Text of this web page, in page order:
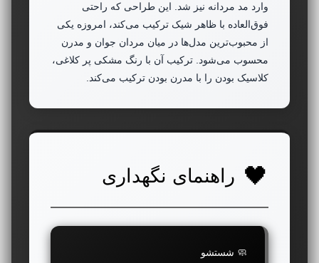
وارد مد مردانه نیز شد. این طراحی که راحتی
فوق‌العاده با ظاهر شیک ترکیب می‌کند، امروزه یکی
از محبوب‌ترین مدل‌ها در میان مردان جوان و مدرن
محسوب می‌شود. ترکیب آن با رنگ مشکی پر کلاغی،
کلاسیک بودن را با مدرن بودن ترکیب می‌کند.
راهنمای نگهداری
🧼 شستشو